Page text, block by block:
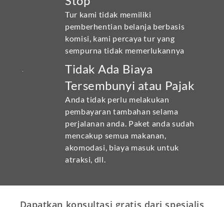
Tur kami tidak memiliki
pemberhentian belanja berbasis
komisi, kami percaya tur yang
sempurna tidak memerlukannya
Tidak Ada Biaya
Tersembunyi atau Pajak
Anda tidak perlu melakukan
pembayaran tambahan selama
perjalanan anda. Paket anda sudah
mencakup semua makanan,
akomodasi, biaya masuk untuk
atraksi, dll.
Dapatkan konsultasi gratis dari spesialis